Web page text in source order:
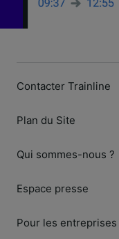
Contacter Trainline
Plan du Site
Qui sommes-nous ?
Espace presse
Pour les entreprises